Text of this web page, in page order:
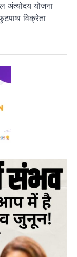
अंत्योदय योजना
विक्रेता